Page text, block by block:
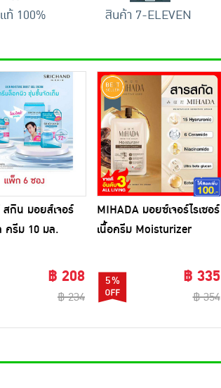
ท้ 100% สินค้า 7-ELEVEN
กิน มอยส์เจอร์
ครีม 10 มล.
฿ 208
฿ 234
MIHADA มอยซ์เจอร์ไรเซอร์
เนื้อครีม Moisturizer
(แพ็ก 6 ชิ้น)
5% ฿ 335
฿ 354